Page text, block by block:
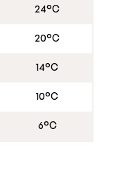
24°C
20°C
14°C
10°C
6°C